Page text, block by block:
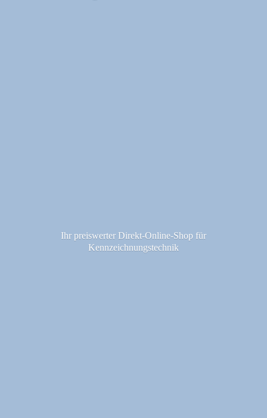
Ihr preiswerter Direkt-Online-Shop für
Kennzeichnungstechnik